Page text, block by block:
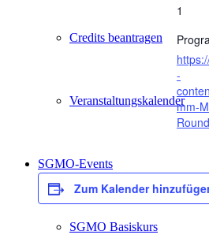
Credits beantragen
Veranstaltungskalender
SGMO-Events
SGMO Basiskurs
1
-
mm-
Zum Kalender